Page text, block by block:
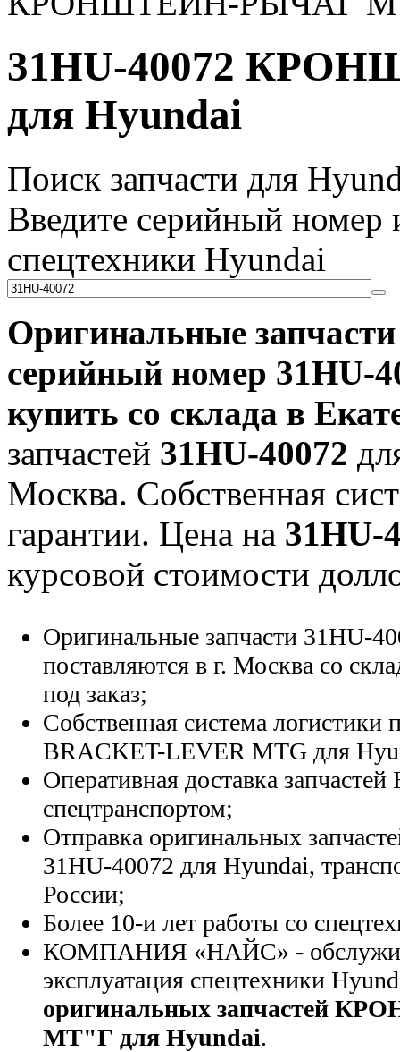
31HU-40072
для Hyundai
Поиск запчасти для
Введите серийный номер
спецтехники Hyundai
Оригинальные
серийный номер 31HU-
купить со склада в
запчастей 31HU-40072
Москва. Собственная
гарантии. Цена на 31HU-
курсовой стоимости
Оригинальные запчасти 31HU-
поставляются в г. Москва со
под заказ;
Собственная система логистики
BRACKET-LEVER MTG для
Оперативная доставка
спецтранспортом;
Отправка оригинальных
31HU-40072 для Hyundai,
России;
Более 10-и лет работы со
КОМПАНИЯ «НАЙС» -
эксплуатация спецтехники
оригинальных запчастей
МТ"Г для Hyundai.